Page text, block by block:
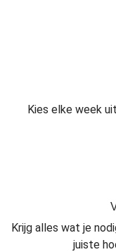
Kies elke week
Krijg alles wat je
juiste